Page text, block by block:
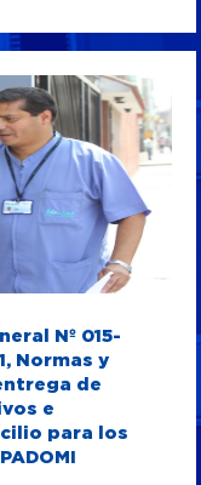
Nº 015-
Normas y
de
e
para los